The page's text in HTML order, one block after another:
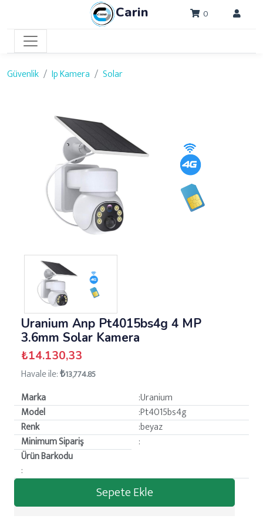
Carin 0
Güvenlik Ip Kamera Solar
Previous
Uranium Anp Pt4015bs4g 4 MP
3.6mm Solar Kamera
₺14.130,33
Havale ile:₺13,774.85
Marka
:Uranium
Model
:Pt4015bs4g
Renk
:beyaz
Minimum Sipariş
:
Ürün Barkodu
:
Sepete Ekle